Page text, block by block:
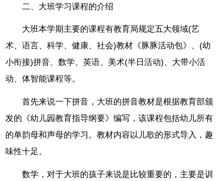
二、大班学习课程的介绍
大班本学期主要的课程有教育局规定五大领域(艺
术、语言、科学、健康、社会)教材《豚豚活动包》、(幼
小衔接)拼音、数学、英语、美术(半日活动)、大带小活
动、体智能课程等。
首先来说一下拼音，大班的拼音教材是根据教育部颁
发的《幼儿园教育指导纲要》编写，该课程包括幼儿所有
的单韵母和声母的学习。教材内容以儿歌的形式导入，趣
味性十足。
数学，对于大班的孩子来说是比较重要的，主要是训